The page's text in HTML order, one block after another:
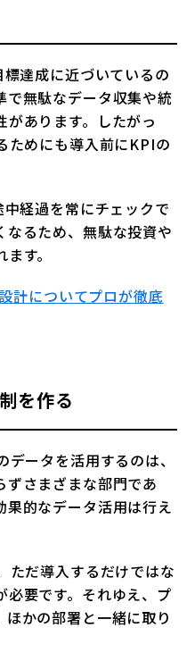
達成に近づいているの
で無駄なデータ収集や統
あります。したがっ
ためにも導入前にKPIの
経過を常にチェックで
なるため、無駄な投資や
す。
計についてプロが徹底
を作る
ータを活用するのは、
ずさまざまな部門であ
果的なデータ活用は行え
ただ導入するだけではな
必要です。それゆえ、プ
かの部署と一緒に取り